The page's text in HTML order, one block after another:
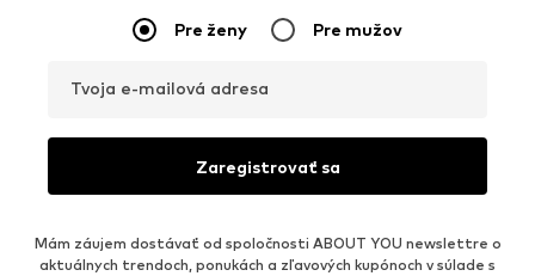
Pre ženy Pre mužov
Tvoja e-mailová adresa
Zaregistrovať sa
Mám záujem dostávať od spoločnosti ABOUT YOU newslettre o
aktuálnych trendoch, ponukách a zľavových kupónoch v súlade s